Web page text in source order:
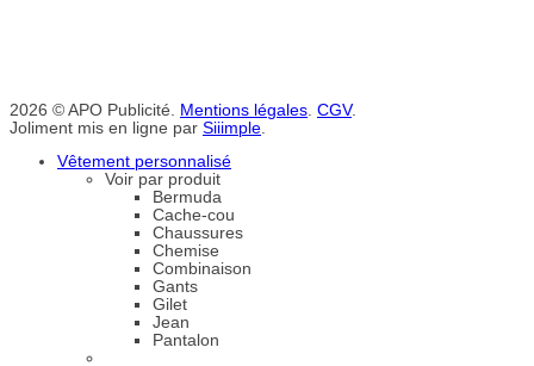
2026 © APO Publicité. Mentions légales CGV.
Joliment mis en ligne par Siiimple
Vêtement personnalisé
Voir par produit
Bermuda
Cache-cou
Chaussures
Chemise
Combinaison
Gants
Gilet
Jean
Pantalon